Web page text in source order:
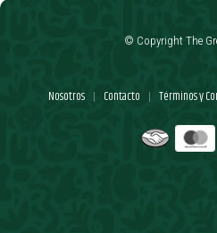
Nosotros | Contacto | Términos y
© Copyright The